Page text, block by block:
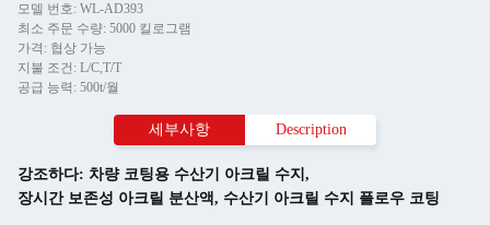
모델 번호: WL-AD393
최소 주문 수량: 5000 킬로그램
가격: 협상 가능
지불 조건: L/C,T/T
공급 능력: 500t/월
세부사항 Description
강조하다: 차량 코팅용 수산기 아크릴 수지 ,
장시간 보존성 아크릴 분산액, 수산기 아크릴 수지 플로우 코팅